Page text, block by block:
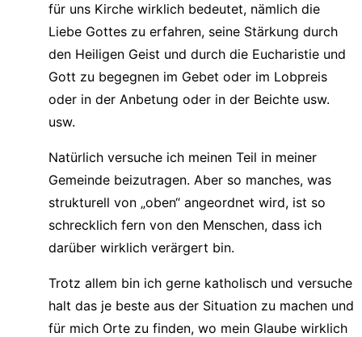
für uns Kirche wirklich bedeutet, nämlich die
Liebe Gottes zu erfahren, seine Stärkung durch
den Heiligen Geist und durch die Eucharistie und
Gott zu begegnen im Gebet oder im Lobpreis
oder in der Anbetung oder in der Beichte usw.
usw.
Natürlich versuche ich meinen Teil in meiner
Gemeinde beizutragen. Aber so manches, was
strukturell von „oben“ angeordnet wird, ist so
schrecklich fern von den Menschen, dass ich
darüber wirklich verärgert bin.
Trotz allem bin ich gerne katholisch und versuche
halt das je beste aus der Situation zu machen und
für mich Orte zu finden, wo mein Glaube wirklich